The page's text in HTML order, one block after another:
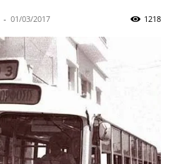
- 01/03/2017 1218